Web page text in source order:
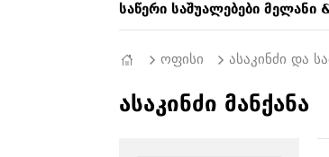
საწერი საშუალებები მელანი
ოფისი ასაკინძი და
ასაკინძი მანქანა